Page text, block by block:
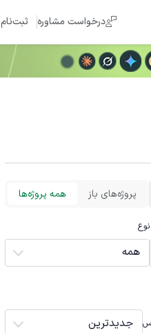
درخواست مشاوره ثبت‌نام
پروژه‌های باز همه پروژه‌ها
نوع
همه
جدیدترین